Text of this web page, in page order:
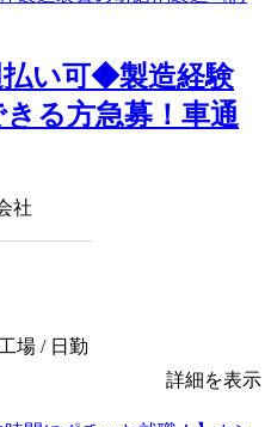
払い可◆製造経験
る方急募！車通
社
場 / 日勤
詳細を表示